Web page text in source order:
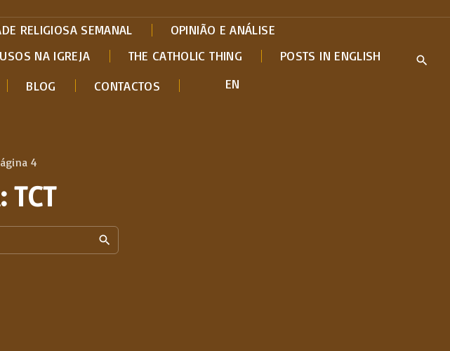
RELIGIOSA SEMANAL
OPINIÃO E ANÁLISE
NA IGREJA THE CATHOLIC THING
POSTS IN ENGLISH
BLOG CONTACTOS EN
4
TCT
e